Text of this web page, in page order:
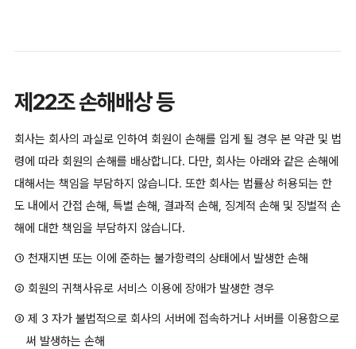
제22조 손해배상 등
회사는 회사의 과실로 인하여 회원이 손해를 입게 될 경우 본 약관 및 법
령에 따라 회원의 손해를 배상합니다. 다만, 회사는 아래와 같은 손해에
대해서는 책임을 부담하지 않습니다. 또한 회사는 법률상 허용되는 한
도 내에서 간접 손해, 특별 손해, 결과적 손해, 징계적 손해 및 징벌적 손
해에 대한 책임을 부담하지 않습니다.
① 천재지변 또는 이에 준하는 불가항력의 상태에서 발생한 손해
② 회원의 귀책사유로 서비스 이용에 장애가 발생한 경우
③ 제 3 자가 불법적으로 회사의 서버에 접속하거나 서버를 이용함으로
써 발생하는 손해